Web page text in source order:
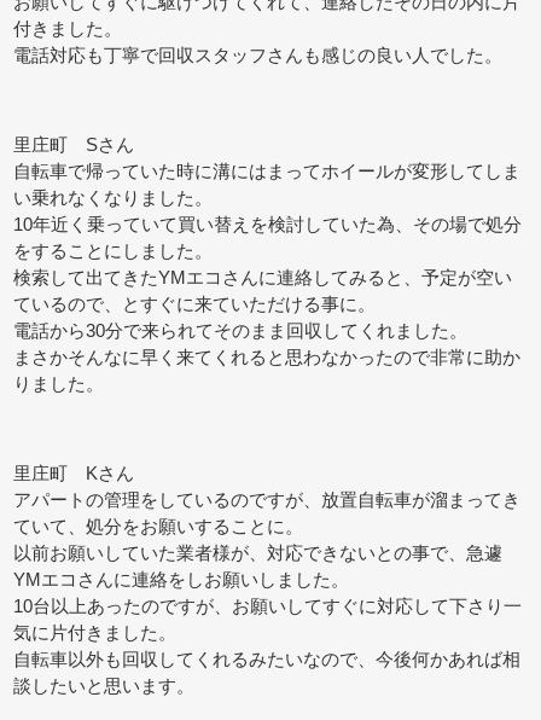
付きました。
電話対応も丁寧で回収スタッフさんも感じの良い人でした。
里庄町 Sさん
自転車で帰っていた時に溝にはまってホイールが変形してしま
い乗れなくなりました。
10年近く乗っていて買い替えを検討していた為、その場で処分
をすることにしました。
検索して出てきたYMエコさんに連絡してみると、予定が空い
ているので、とすぐに来ていただける事に。
電話から30分で来られてそのまま回収してくれました。
まさかそんなに早く来てくれると思わなかったので非常に助か
りました。
里庄町 Kさん
アパートの管理をしているのですが、放置自転車が溜まってき
ていて、処分をお願いすることに。
以前お願いしていた業者様が、対応できないとの事で、急遽
YMエコさんに連絡をしお願いしました。
10台以上あったのですが、お願いしてすぐに対応して下さり一
気に片付きました。
自転車以外も回収してくれるみたいなので、今後何かあれば相
談したいと思います。